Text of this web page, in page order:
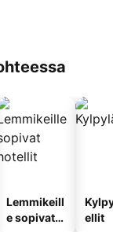
Lemmikeill
e sopivat
ellit